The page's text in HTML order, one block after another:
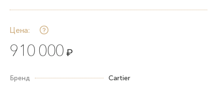
Цена:
910 000 ₽
Бренд
Cartier